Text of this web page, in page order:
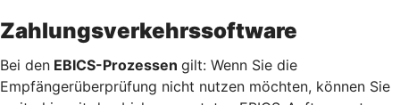
Zahlungsverkehrssoftware
Bei den EBICS-Prozessen gilt: Wenn Sie die
Empfängerüberprüfung nicht nutzen möchten, können Sie